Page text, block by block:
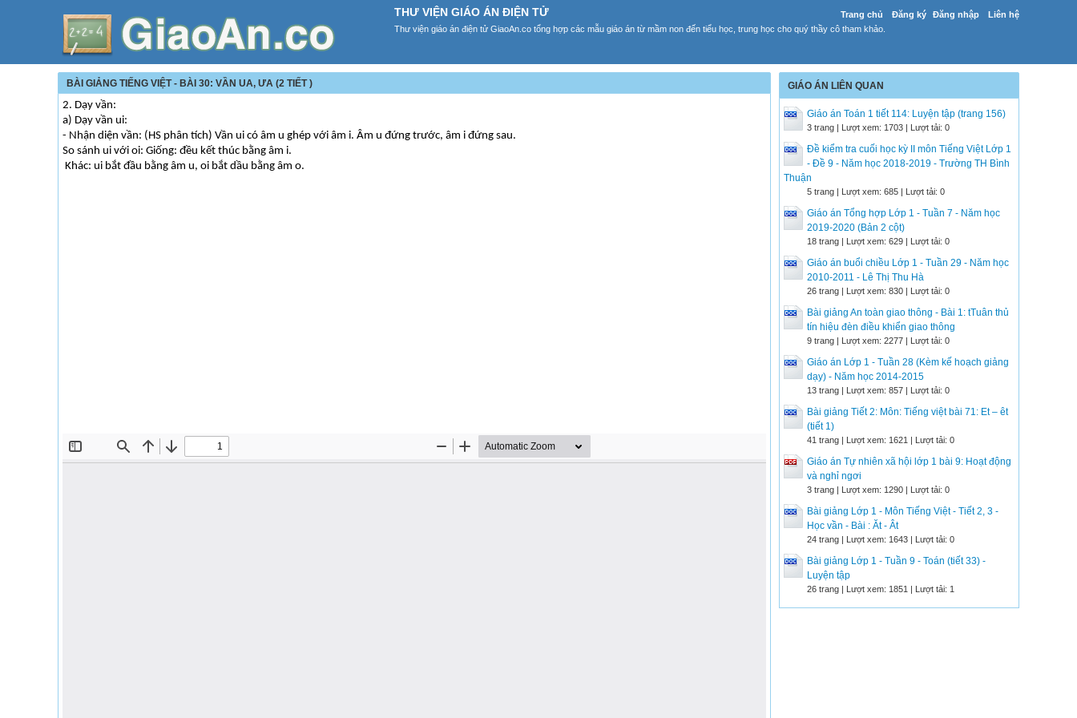
Trang chủ Đăng ký Đăng nhập Liên hệ
THƯ VIỆN GIÁO ÁN ĐIỆN TỬ
Thư viện giáo án điện tử GiaoAn.co tổng hợp các mẫu giáo án từ mầm non đến tiểu học, trung học cho quý thầy cô tham khảo.
BÀI GIẢNG TIẾNG VIỆT - BÀI 30: VẦN UA, ƯA (2 TIẾT )
2. Dạy vần:
a) Dạy vần ui:
- Nhận diện vần: (HS phân tích) Vần ui có âm u ghép với âm i. Âm u đứng trước, âm i đứng sau.
So sánh ui với oi: Giống: đều kết thúc bằng âm i.
Khác: ui bắt đầu bằng âm u, oi bắt dầu bằng âm o.
GIÁO ÁN LIÊN QUAN
Giáo án Toán 1 tiết 114: Luyện tập (trang 156)
3 trang | Lượt xem: 1703 | Lượt tải: 0
Đề kiểm tra cuối học kỳ II môn Tiếng Việt Lớp 1
- Đề 9 - Năm học 2018-2019 - Trường TH Bình
Thuận
5 trang | Lượt xem: 685 | Lượt tải: 0
Giáo án Tổng hợp Lớp 1 - Tuần 7 - Năm học
2019-2020 (Bản 2 cột)
18 trang | Lượt xem: 629 | Lượt tải: 0
Giáo án buổi chiều Lớp 1 - Tuần 29 - Năm học
2010-2011 - Lê Thị Thu Hà
26 trang | Lượt xem: 830 | Lượt tải: 0
Bài giảng An toàn giao thông - Bài 1: tTuân thủ
tín hiệu đèn điều khiển giao thông
9 trang | Lượt xem: 2277 | Lượt tải: 0
Giáo án Lớp 1 - Tuần 28 (Kèm kế hoạch giảng
dạy) - Năm học 2014-2015
13 trang | Lượt xem: 857 | Lượt tải: 0
Bài giảng Tiết 2: Môn: Tiếng việt bài 71: Et – êt
(tiết 1)
41 trang | Lượt xem: 1621 | Lượt tải: 0
Giáo án Tự nhiên xã hội lớp 1 bài 9: Hoạt động
và nghỉ ngơi
3 trang | Lượt xem: 1290 | Lượt tải: 0
Bài giảng Lớp 1 - Môn Tiếng Việt - Tiết 2, 3 -
Học vần - Bài : Ăt - Ât
24 trang | Lượt xem: 1643 | Lượt tải: 0
Bài giảng Lớp 1 - Tuần 9 - Toán (tiết 33) -
Luyện tập
26 trang | Lượt xem: 1851 | Lượt tải: 1